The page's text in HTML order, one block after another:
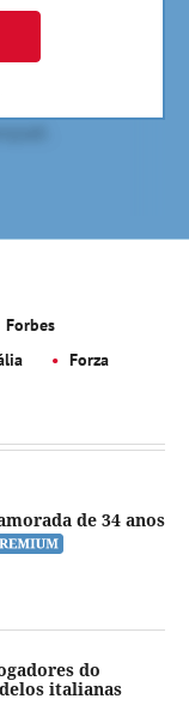
Forbes
Forza
de 34 anos
do
italianas